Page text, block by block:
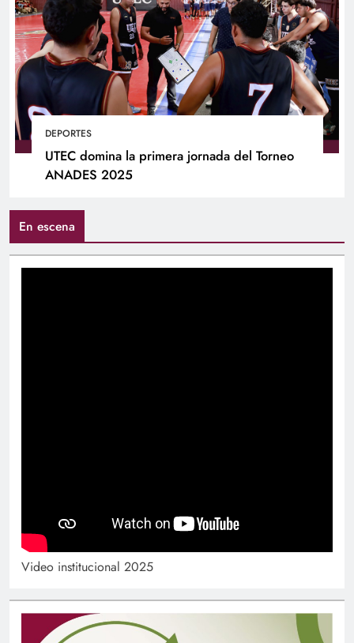
DEPORTES
UTEC domina la primera jornada del Torneo
ANADES 2025
En escena
Video institucional 2025